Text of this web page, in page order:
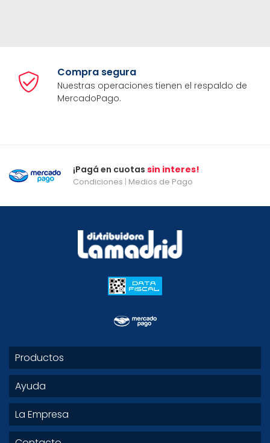
Compra segura
Nuestras operaciones tienen el respaldo de
MercadoPago.
¡Pagá en cuotas sin interes!
Condiciones | Medios de Pago
Productos
Ayuda
La Empresa